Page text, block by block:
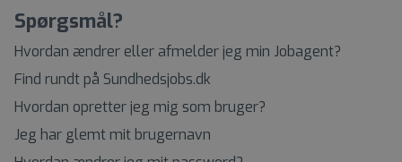
Spørgsmål?
Hvordan ændrer eller afmelder jeg min Jobagent?
Find rundt på Sundhedsjobs.dk
Hvordan opretter jeg mig som bruger?
Jeg har glemt mit brugernavn